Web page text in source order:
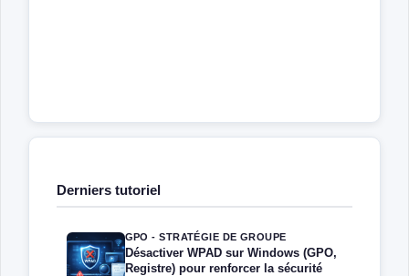
Derniers tutoriel
GPO - STRATÉGIE DE GROUPE
Désactiver WPAD sur Windows (GPO,
Registre) pour renforcer la sécurité